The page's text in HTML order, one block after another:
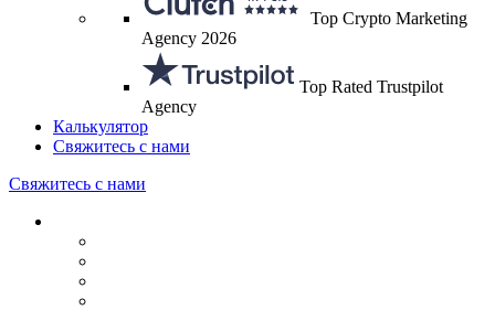
Top Crypto Marketing
Agency 2026
Top Rated Trustpilot
Agency
Калькулятор
Свяжитесь с нами
Свяжитесь с нами